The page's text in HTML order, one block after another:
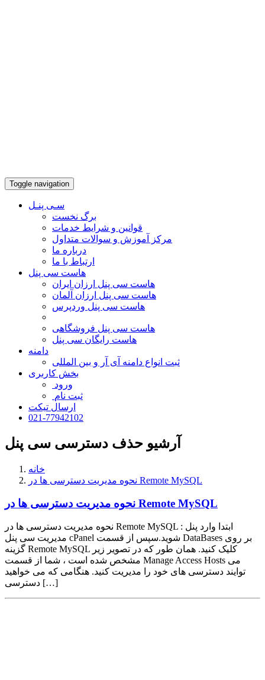
Toggle navigation
سـی پنـل
برگ نخست
قوانین و شرایط خدمات
مرکز آموزش و سوالات متداول
درباره ما
ارتباط با ما
هاست سی پنل
هاست سی پنل ارزان ایران
هاست سی پنل ارزان آلمان
هاست سی پنل وردپرس
هاست سی پنل فروشگاهی
هاست رایگان سی پنل
دامنه
ثبت انواع دامنه آی آر و بین المللی
بخش کاربری
ورود
ثبت نام
ارسال تیکت
021-77942102
آرشیو حذف دسترسی سی پنل
خانه
نحوه مدیریت دسترسی ها در Remote MySQL
نحوه مدیریت دسترسی ها در Remote MySQL
نحوه مدیریت دسترسی ها در Remote MySQL : ابتدا وارد پنل
مدیریت سی پنل cPanel شوید.سپس از قسمت DataBases بر روی
گزینه Remote MySQL کلیک کنید. همان طور که در تصویر زیر
مشخص شده است ، شما از قسمت Manage Access Hosts می
توایند دسترسی های خود را مدیریت کنید. هنگامی که می خواهید
دسترسی […]